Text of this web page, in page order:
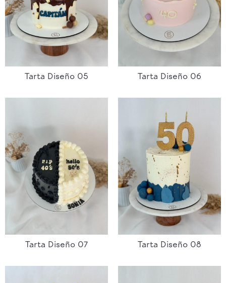
Tarta Diseño 05 Tarta Diseño 06
Tarta Diseño 07 Tarta Diseño 08